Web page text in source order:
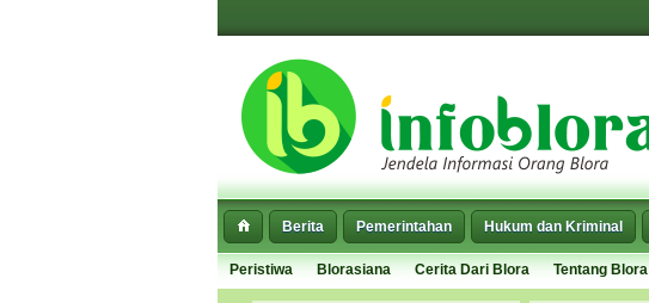
Berita Pemerintahan Hukum dan Kriminal
Peristiwa Blorasiana Cerita Dari Blora Tentang Blora